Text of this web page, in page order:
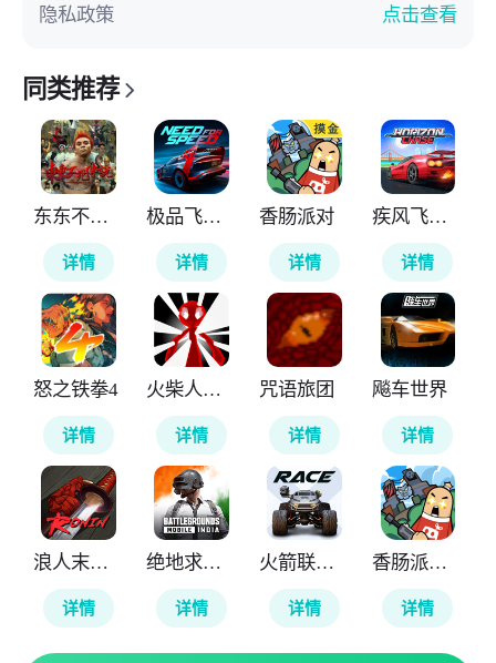
隐私政策
点击查看
同类推荐
东东不死传说
详情
极品飞车无极限
详情
香肠派对
详情
疾风飞车世界
详情
怒之铁拳4
详情
火柴人计划重生
详情
咒语旅团
详情
飚车世界
详情
浪人末代武士
详情
绝地求生印度版
详情
火箭联盟极限汽车赛
详情
香肠派对国际服
详情